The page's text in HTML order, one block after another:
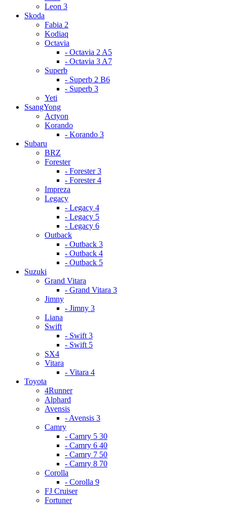
Leon 3
Skoda
Fabia 2
Kodiaq
Octavia
- Octavia 2 A5
- Octavia 3 A7
Superb
- Superb 2 B6
- Superb 3
Yeti
SsangYong
Actyon
Korando
- Korando 3
Subaru
BRZ
Forester
- Forester 3
- Forester 4
Impreza
Legacy
- Legacy 4
- Legacy 5
- Legacy 6
Outback
- Outback 3
- Outback 4
- Outback 5
Suzuki
Grand Vitara
- Grand Vitara 3
Jimny
- Jimny 3
Liana
Swift
- Swift 3
- Swift 5
SX4
Vitara
- Vitara 4
Toyota
4Runner
Alphard
Avensis
- Avensis 3
Camry
- Camry 5 30
- Camry 6 40
- Camry 7 50
- Camry 8 70
Corolla
- Corolla 9
FJ Cruiser
Fortuner